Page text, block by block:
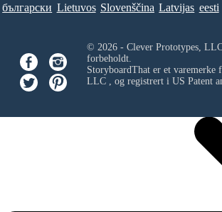
български Lietuvos Slovenščina Latvijas eesti
© 2026 - Clever Prototypes,
forbeholdt.
StoryboardThat er et varemerke
LLC, og registrert i US Patent